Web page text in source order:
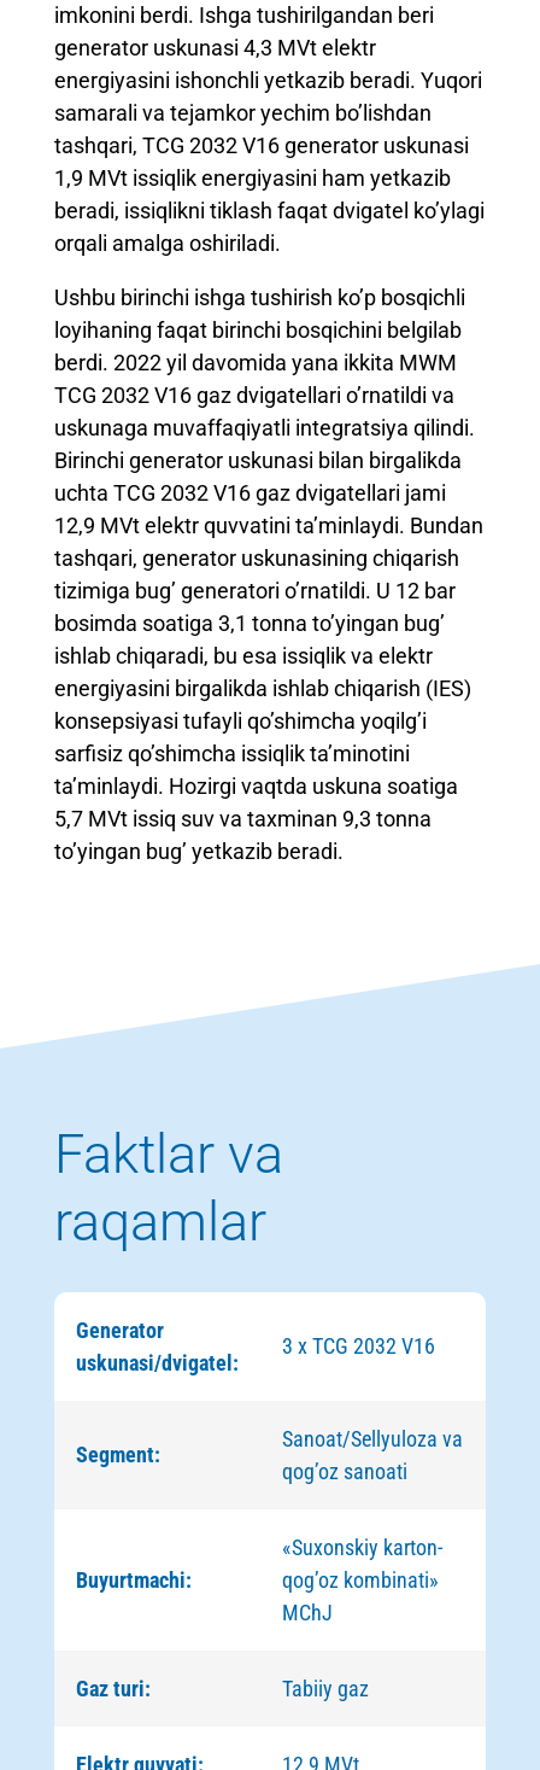
imkonini berdi. Ishga tushirilgandan beri
generator uskunasi 4,3 MVt elektr
energiyasini ishonchli yetkazib beradi. Yuqori
samarali va tejamkor yechim bo’lishdan
tashqari, TCG 2032 V16 generator uskunasi
1,9 MVt issiqlik energiyasini ham yetkazib
beradi, issiqlikni tiklash faqat dvigatel ko’ylagi
orqali amalga oshiriladi.
Ushbu birinchi ishga tushirish ko’p bosqichli
loyihaning faqat birinchi bosqichini belgilab
berdi. 2022 yil davomida yana ikkita MWM
TCG 2032 V16 gaz dvigatellari o’rnatildi va
uskunaga muvaffaqiyatli integratsiya qilindi.
Birinchi generator uskunasi bilan birgalikda
uchta TCG 2032 V16 gaz dvigatellari jami
12,9 MVt elektr quvvatini ta’minlaydi. Bundan
tashqari, generator uskunasining chiqarish
tizimiga bug’ generatori o’rnatildi. U 12 bar
bosimda soatiga 3,1 tonna to’yingan bug’
ishlab chiqaradi, bu esa issiqlik va elektr
energiyasini birgalikda ishlab chiqarish (IES)
konsepsiyasi tufayli qo’shimcha yoqilg’i
sarfisiz qo’shimcha issiqlik ta’minotini
ta’minlaydi. Hozirgi vaqtda uskuna soatiga
5,7 MVt issiq suv va taxminan 9,3 tonna
to’yingan bug’ yetkazib beradi.
Faktlar va
raqamlar
Generator
uskunasi/dvigatel:
3 x TCG 2032 V16
Segment:
Sanoat/Sellyuloza va
qog’oz sanoati
Buyurtmachi:
«Suxonskiy karton-
qog’oz kombinati»
MChJ
Gaz turi: Tabiiy gaz
Elektr quvvati: 12,9 MVt